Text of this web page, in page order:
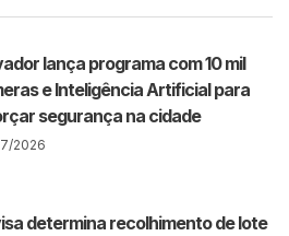
lança programa com 10 mil
e Inteligência Artificial para
segurança na cidade
2026
determina recolhimento de lote